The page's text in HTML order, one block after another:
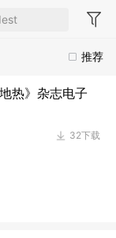
推荐
热》杂志电子
32下载